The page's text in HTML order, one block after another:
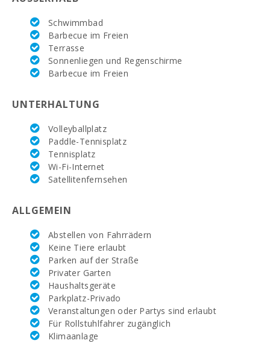
Pool mit flachem Bereich für Kinder :
Privater Pool mit Sonnenterrasse:
Küchen:
Wohnzimmer mit Essbereich:
Wohnzimmer:
Toiletten:
Badezimmer - Toilette, Bidet, Duschkabine,
Badewanne:
Privates Badezimmer im Schlafzimmer (Suite):
Baby-Bettchen:
Schlafzimmer mit zwei Einzelbetten (90x200):
Doppelbett-Schlafzimmer (150X200):
Anzahl der Personen:
Terrasse (m2):
Schwimmbad
Barbecue im Freien
Terrasse
Sonnenliegen und Regenschirme
Barbecue im Freien
UNTERHALTUNG
Volleyballplatz
Paddle-Tennisplatz
Tennisplatz
Wi-Fi-Internet
Satellitenfernsehen
ALLGEMEIN
Abstellen von Fahrrädern
Keine Tiere erlaubt
Parken auf der Straße
Privater Garten
Haushaltsgeräte
Parkplatz-Privado
Veranstaltungen oder Partys sind erlaubt
Für Rollstuhlfahrer zugänglich
Klimaanlage